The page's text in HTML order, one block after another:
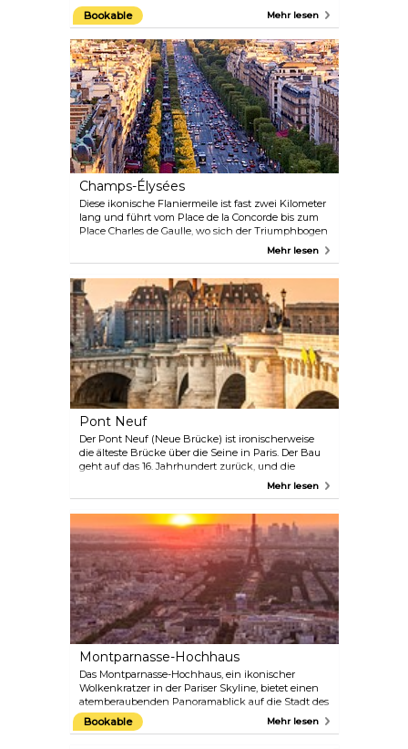
Franzosen und Ausländer, die das französische
Leben in den letzten 200 Jahren bereichert haben:
Edith Piaf, Oscar Wilde, Camille Pissarro, Marcel
Proust, Molière, Max Ernst, Maria Callas und Jim
Morrison, um nur einige zu nennen.
Bookable Mehr lesen
Champs-Élysées
Diese ikonische Flaniermeile ist fast zwei Kilometer
lang und führt vom Place de la Concorde bis zum
Place Charles de Gaulle, wo sich der Triumphbogen
und das Musée du Louvre befinden. Der
Nationalfeiertag oder zu Silvester ist er der ideale
Ort. Im Juli findet die letzte Etappe der Tour de
France genau auf dieser Straße statt.
Mehr lesen
Pont Neuf
Der Pont Neuf (Neue Brücke) ist ironischerweise
die älteste Brücke über die Seine in Paris. Der Bau
geht auf das 16. Jahrhundert zurück, und die
ikonische Brücke ist heute 278 Meter lang und 28
Mehr lesen
Montparnasse-Hochhaus
Das Montparnasse-Hochhaus, ein ikonischer
Wolkenkratzer in der Pariser Skyline, bietet einen
atemberaubenden Panoramablick auf die Stadt des
Lichts. Mit einer Höhe von 210 Metern (689 Fuß)
bietet er eine einzigartige Perspektive, da er der
Bookable Mehr lesen